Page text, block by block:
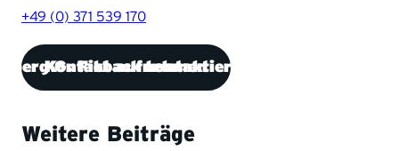
+49 (0) 371 539 170
Kontakt aufnehmen
Joerg G. Fieback kontaktieren
Weitere Beiträge